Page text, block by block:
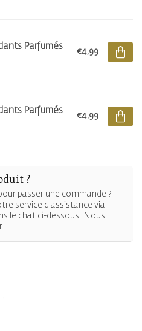
Parfumés
€4,99
Parfumés
€4,99
?
passer une commande ?
service d'assistance via
le chat ci-dessous. Nous
!